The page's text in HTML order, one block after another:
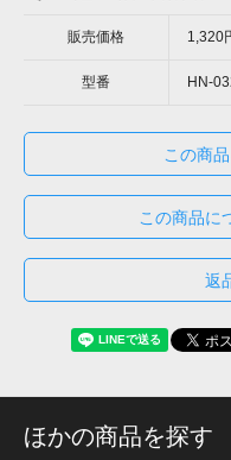
販売価格 1,320
型番 HN-
この商
この商品に
返
ほかの商品を探す